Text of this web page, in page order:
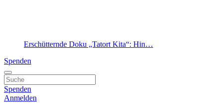
Erschütternde Doku „Tatort Kita“: Hin…
Spenden
Spenden
Anmelden